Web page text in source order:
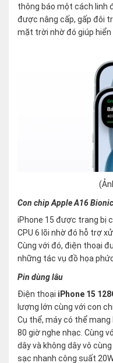
thông báo một cách linh
được nâng cấp, gấp đôi
mặt trời nhờ đó giúp
Con chip Apple A16
iPhone 15 được trang bị
CPU 6 lõi nhờ đó hỗ trợ
Cùng với đó, điện thoại
những tác vụ đồ họa
Pin dùng lâu
Điện thoại iPhone 15
lượng lớn cùng với con
Cụ thể, máy có thể
80 giờ nghe nhạc. Cùng
dây và không dây vô
sạc nhanh công suất